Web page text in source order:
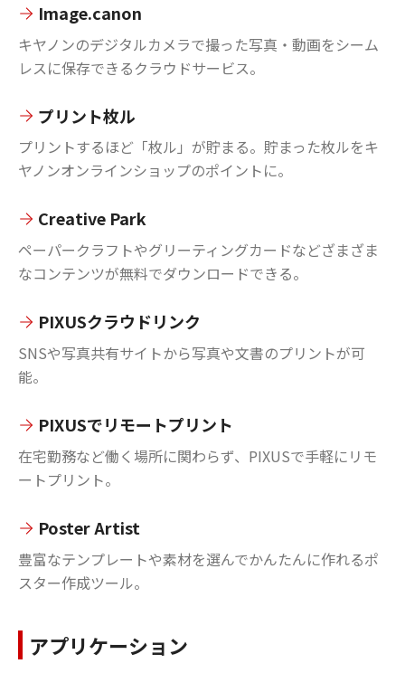
Image.canon
キヤノンのデジタルカメラで撮った写真・動画をシーム
レスに保存できるクラウドサービス。
プリント枚ル
プリントするほど「枚ル」が貯まる。貯まった枚ルをキ
ヤノンオンラインショップのポイントに。
Creative Park
ペーパークラフトやグリーティングカードなどざまざま
なコンテンツが無料でダウンロードできる。
PIXUSクラウドリンク
SNSや写真共有サイトから写真や文書のプリントが可
能。
PIXUSでリモートプリント
在宅勤務など働く場所に関わらず、PIXUSで手軽にリモ
ートプリント。
Poster Artist
豊富なテンプレートや素材を選んでかんたんに作れるポ
スター作成ツール。
アプリケーション